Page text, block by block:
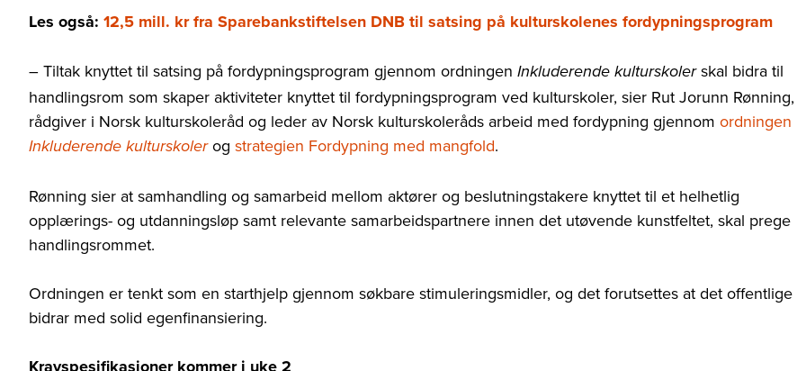
Les også: 12,5 mill. kr fra Sparebankstiftelsen DNB til satsing på kulturskolenes fordypningsprogram
– Tiltak knyttet til satsing på fordypningsprogram gjennom ordningen Inkluderende kulturskolerskal bidra til
handlingsrom som skaper aktiviteter knyttet til fordypningsprogram ved kulturskoler, sier Rut Jorunn Rønning,
rådgiver i Norsk kulturskoleråd og leder av Norsk kulturskoleråds arbeid med fordypning gjennom ordningen
Inkluderende kulturskolerog strategien Fordypning med mangfold.
Rønning sier at samhandling og samarbeid mellom aktører og beslutningstakere knyttet til et helhetlig
opplærings- og utdanningsløp samt relevante samarbeidspartnere innen det utøvende kunstfeltet, skal prege
handlingsrommet.
Ordningen er tenkt som en starthjelp gjennom søkbare stimuleringsmidler, og det forutsettes at det offentlige
bidrar med solid egenfinansiering.
Kravspesifikasjoner kommer i uke 2